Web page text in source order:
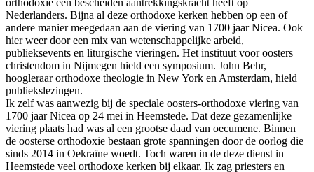
orthodoxie een bescheiden aantrekkingskracht heeft op
Nederlanders. Bijna al deze orthodoxe kerken hebben op een of
andere manier meegedaan aan de viering van 1700 jaar Nicea. Ook
hier weer door een mix van wetenschappelijke arbeid,
publieksevents en liturgische vieringen. Het instituut voor oosters
christendom in Nijmegen hield een symposium. John Behr,
hoogleraar orthodoxe theologie in New York en Amsterdam, hield
publiekslezingen.
Ik zelf was aanwezig bij de speciale oosters-orthodoxe viering van
1700 jaar Nicea op 24 mei in Heemstede. Dat deze gezamenlijke
viering plaats had was al een grootse daad van oecumene. Binnen
de oosterse orthodoxie bestaan grote spanningen door de oorlog die
sinds 2014 in Oekraïne woedt. Toch waren in de deze dienst in
Heemstede veel orthodoxe kerken bij elkaar. Ik zag priesters en